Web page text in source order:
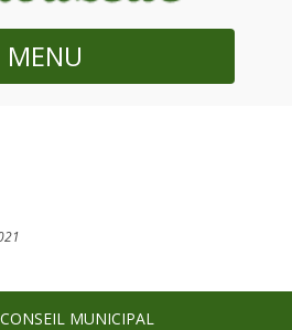
MENU
MUNICIPAL